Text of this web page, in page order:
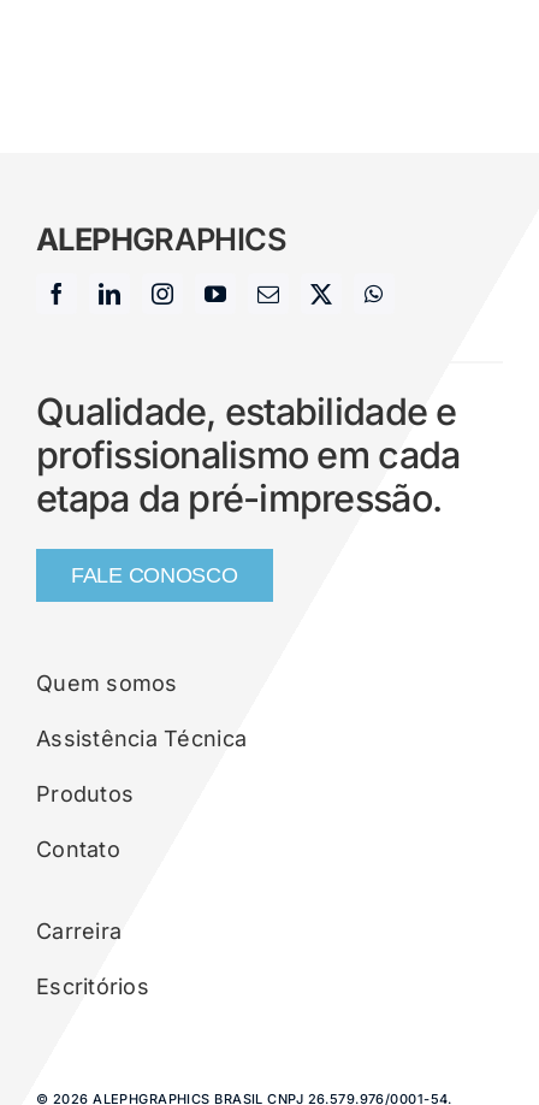
ALEPHGRAPHICS
Qualidade, estabilidade e
profissionalismo em cada
etapa da pré-impressão.
FALE CONOSCO
Quem somos
Assistência Técnica
Produtos
Contato
Carreira
Escritórios
© 2026 ALEPHGRAPHICS BRASIL CNPJ 26.579.976/0001-54.